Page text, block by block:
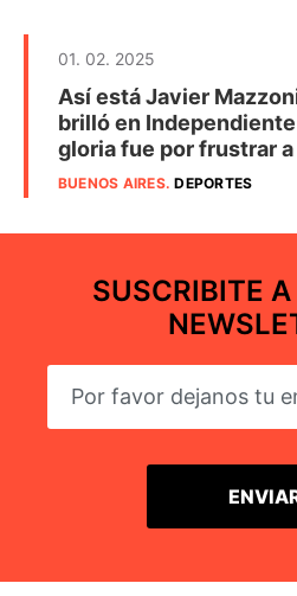
01. 02. 2025
Así está Javier
brilló en
gloria fue por frustrar
BUENOS AIRES.DEPORTES
SUSCRIBITE